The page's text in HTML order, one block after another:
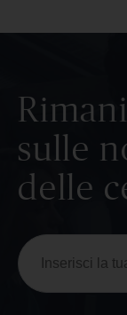
sulle
delle